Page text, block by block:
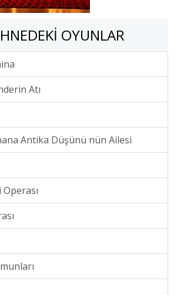
OYUNLAR
Atı
Antika Düşünü nün Ailesi